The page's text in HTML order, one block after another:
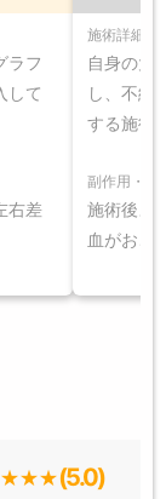
ラフ
して
右差
施術詳細
自身の大
し、不純
する施術
副作用・リ
施術後よ
血がおこ
(5.0)